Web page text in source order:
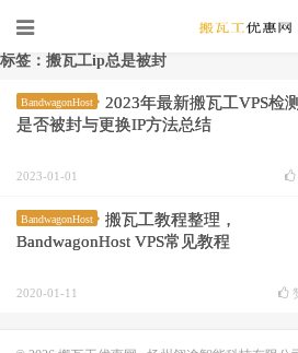
标签：搬瓦工ip总是被封
BandwagonHost
2023年最新搬瓦工VPS检
是否被封与更换IP方法总结
2023-01-01
BandwagonHost
搬瓦工教程整理，
BandwagonHost VPS常见教程
2020-01-11